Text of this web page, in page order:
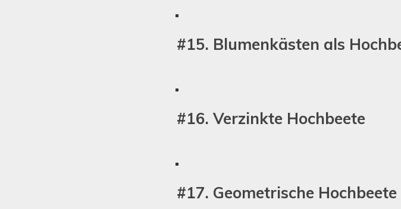
#15. Blumenkästen als
#16. Verzinkte Hochbeete
#17. Geometrische Hochbeete